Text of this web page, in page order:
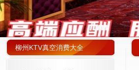
柳州KTV真空消费大全